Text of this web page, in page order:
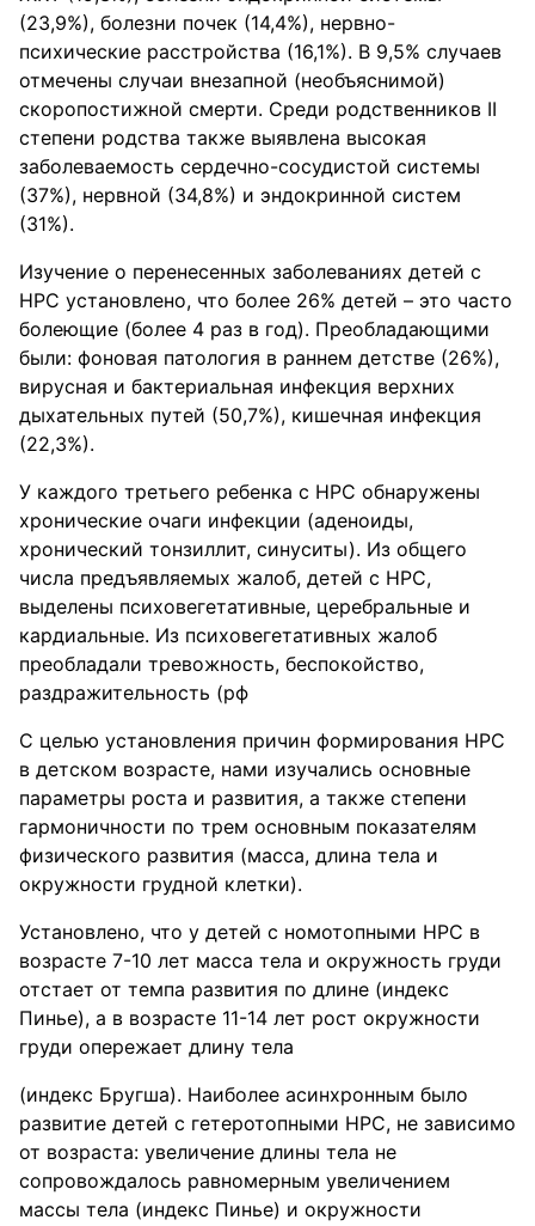
(23,9%), болезни почек (14,4%), нервно-
психические расстройства (16,1%). В 9,5% случаев
отмечены случаи внезапной (необъяснимой)
скоропостижной смерти. Среди родственников II
степени родства также выявлена высокая
заболеваемость сердечно-сосудистой системы
(37%), нервной (34,8%) и эндокринной систем
(31%).
Изучение о перенесенных заболеваниях детей с
НРС установлено, что более 26% детей – это часто
болеющие (более 4 раз в год). Преобладающими
были: фоновая патология в раннем детстве (26%),
вирусная и бактериальная инфекция верхних
дыхательных путей (50,7%), кишечная инфекция
(22,3%).
У каждого третьего ребенка с НРС обнаружены
хронические очаги инфекции (аденоиды,
хронический тонзиллит, синуситы). Из общего
числа предъявляемых жалоб, детей с НРС,
выделены психовегетативные, церебральные и
кардиальные. Из психовегетативных жалоб
преобладали тревожность, беспокойство,
раздражительность (pϕ
С целью установления причин формирования НРС
в детском возрасте, нами изучались основные
параметры роста и развития, а также степени
гармоничности по трем основным показателям
физического развития (масса, длина тела и
окружности грудной клетки).
Установлено, что у детей с номотопными НРС в
возрасте 7-10 лет масса тела и окружность груди
отстает от темпа развития по длине (индекс
Пинье), а в возрасте 11-14 лет рост окружности
груди опережает длину тела
(индекс Бругша). Наиболее асинхронным было
развитие детей с гетеротопными НРС, не зависимо
от возраста: увеличение длины тела не
сопровождалось равномерным увеличением
массы тела (индекс Пинье) и окружности